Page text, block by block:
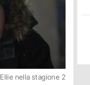
Ellie nella stagione 2